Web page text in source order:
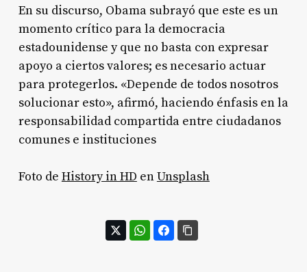
En su discurso, Obama subrayó que este es un
momento crítico para la democracia
estadounidense y que no basta con expresar
apoyo a ciertos valores; es necesario actuar
para protegerlos. «Depende de todos nosotros
solucionar esto», afirmó, haciendo énfasis en la
responsabilidad compartida entre ciudadanos
comunes e instituciones
Foto de History in HD enUnsplash